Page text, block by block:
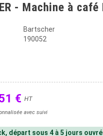
- Machine à
Bartscher
190052
€ HT
avec suivi
départ sous 4 à 5 jours